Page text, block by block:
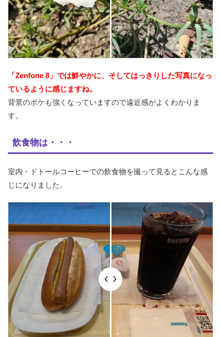
「Zenfone 8」では鮮やかに、そしてはっきりした写真になっ
ているように感じますね。
背景のボケも強くなっていますので遠近感がよくわかりま
す。
飲食物は・・・
室内・ドトールコーヒーでの飲食物を撮って見るとこんな感
じになりました。